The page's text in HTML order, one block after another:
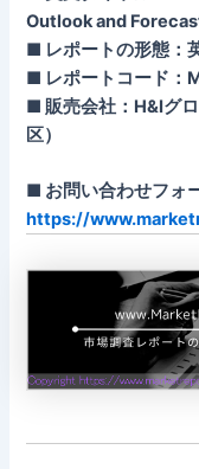
Outlook and
■ レポートの形態：
■ レポートコード：
■ 販売会社：H&Iグ
区）
■ お問い合わせフォ
https://